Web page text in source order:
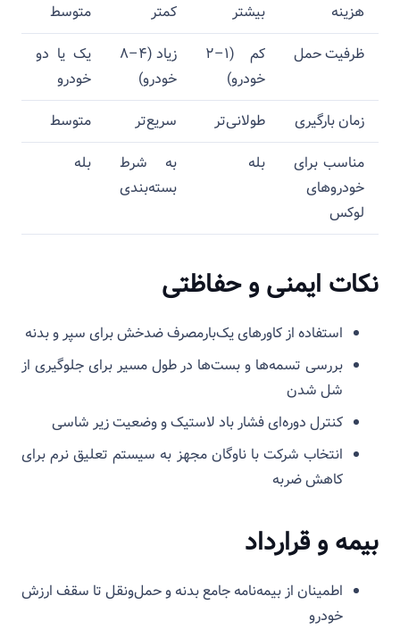
هزینه بیشتر کمتر
متوسط
ظرفیت حمل
کم (۱–۲
خودرو)
زیاد (۴–۸
خودرو)
یک یا دو
خودرو
زمان بارگیری
طولانی‌تر سریع‌تر
متوسط
مناسب برای
خودروهای
لوکس
بله
به شرط
بسته‌بندی
بله
نکات ایمنی و حفاظتی
استفاده از کاورهای یک‌بارمصرف ضدخش برای سپر و بدنه
بررسی تسمه‌ها و بست‌ها در طول مسیر برای جلوگیری از
شل شدن
کنترل دوره‌ای فشار باد لاستیک و وضعیت زیر شاسی
انتخاب شرکت با ناوگان مجهز به سیستم تعلیق نرم برای
کاهش ضربه
بیمه و قرارداد
اطمینان از بیمه‌نامه جامع بدنه و حمل‌ونقل تا سقف ارزش
خودرو